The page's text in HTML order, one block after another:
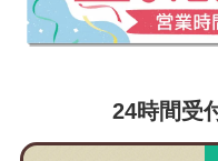
24時間受